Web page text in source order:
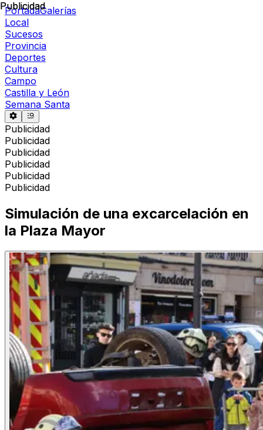
PortadaGalerías
Local
Sucesos
Provincia
Deportes
Cultura
Campo
Castilla y León
Semana Santa
Publicidad
Publicidad
Publicidad
Publicidad
Publicidad
Publicidad
Publicidad
Simulación de una excarcelación en
la Plaza Mayor
Publicidad